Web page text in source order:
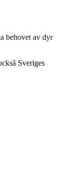
behovet av dyr
Sveriges